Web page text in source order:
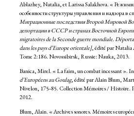
Ablazhey, Natalia, et Larissa Salakhova. «
особенности структуры управления и надзора в
Миграционные последствия Второй Мировой
депортации в СССР и странах Восточной
migratoires de la Seconde guerre mondiale.
dans les pays d’Europe orientale], édité par Natalia
Tome 2:186. Novossibirsk, Russie: Nauka, 2013.
Banica, Mirel. « La faim, un combat incessant ». In
d’Européens au Goulag, édité par Alain Blum,
Nivelon, 175‑85. Collection Mémoires / Histoire.
2012.
Blum, Alain. « Archives sonores. Mémoires